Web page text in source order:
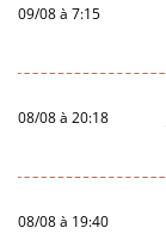
09/08 à 7:15
08/08 à 20:18
08/08 à 19:40